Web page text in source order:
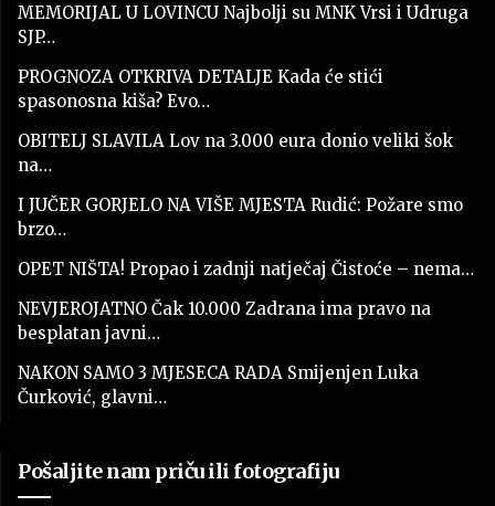
MEMORIJAL U LOVINCU Najbolji su MNK Vrsi i Udruga
SJP…
PROGNOZA OTKRIVA DETALJE Kada će stići
spasonosna kiša? Evo…
OBITELJ SLAVILA Lov na 3.000 eura donio veliki šok
na…
I JUČER GORJELO NA VIŠE MJESTA Rudić: Požare smo
brzo…
OPET NIŠTA! Propao i zadnji natječaj Čistoće – nema…
NEVJEROJATNO Čak 10.000 Zadrana ima pravo na
besplatan javni…
NAKON SAMO 3 MJESECA RADA Smijenjen Luka
Čurković, glavni…
Pošaljite nam priču ili fotografiju